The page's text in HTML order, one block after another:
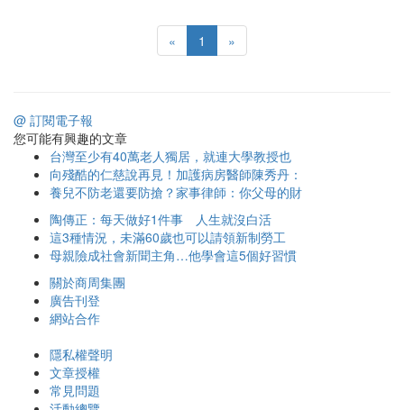
« 1 »
@ 訂閱電子報
您可能有興趣的文章
台灣至少有40萬老人獨居，就連大學教授也
向殘酷的仁慈說再見！加護病房醫師陳秀丹：
養兒不防老還要防搶？家事律師：你父母的財
陶傳正：每天做好1件事 人生就沒白活
這3種情況，未滿60歲也可以請領新制勞工
母親險成社會新聞主角…他學會這5個好習慣
關於商周集團
廣告刊登
網站合作
隱私權聲明
文章授權
常見問題